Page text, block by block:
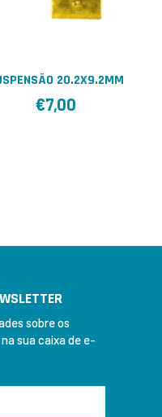
20.2X9.2MM
€7,00
sobre os
sua caixa de e-